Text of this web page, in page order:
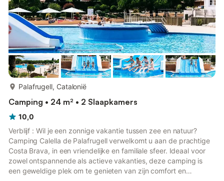
Palafrugell, Catalonië
Camping • 24 m² • 2 Slaapkamers
10,0
Verblijf : Wil je een zonnige vakantie tussen zee en natuur?
Camping Calella de Palafrugell verwelkomt u aan de prachtige
Costa Brava, in een vriendelijke en familiale sfeer. Ideaal voor
zowel ontspannende als actieve vakanties, deze camping is
een geweldige plek om te genieten van zijn comfort en